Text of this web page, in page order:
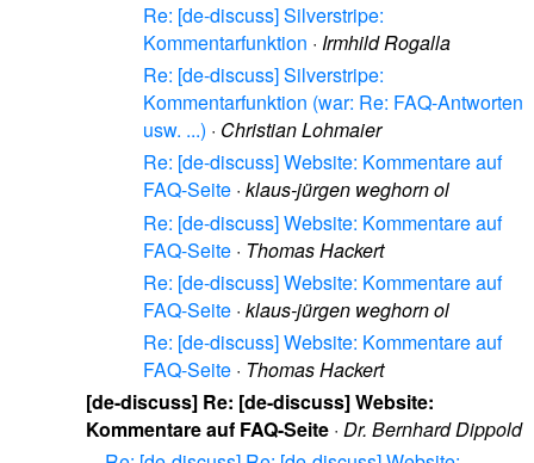
Re: [de-discuss] Silverstripe:
Kommentarfunktion · Irmhild Rogalla
Re: [de-discuss] Silverstripe:
Kommentarfunktion (war: Re: FAQ-Antworten
usw. ...) · Christian Lohmaier
Re: [de-discuss] Website: Kommentare auf
FAQ-Seite · klaus-jürgen weghorn ol
Re: [de-discuss] Website: Kommentare auf
FAQ-Seite · Thomas Hackert
Re: [de-discuss] Website: Kommentare auf
FAQ-Seite · klaus-jürgen weghorn ol
Re: [de-discuss] Website: Kommentare auf
FAQ-Seite · Thomas Hackert
[de-discuss] Re: [de-discuss] Website:
Kommentare auf FAQ-Seite · Dr. Bernhard Dippold